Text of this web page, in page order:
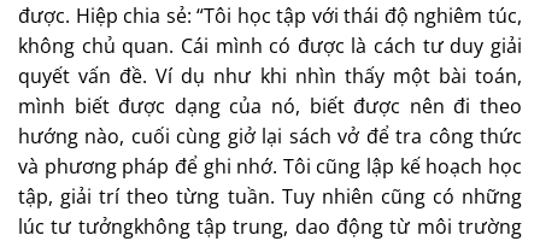
được. Hiệp chia sẻ: “Tôi học tập với thái độ nghiêm túc,
không chủ quan. Cái mình có được là cách tư duy giải
quyết vấn đề. Ví dụ như khi nhìn thấy một bài toán,
mình biết được dạng của nó, biết được nên đi theo
hướng nào, cuối cùng giở lại sách vở để tra công thức
và phương pháp để ghi nhớ. Tôi cũng lập kế hoạch học
tập, giải trí theo từng tuần. Tuy nhiên cũng có những
lúc tư tưởngkhông tập trung, dao động từ môi trường